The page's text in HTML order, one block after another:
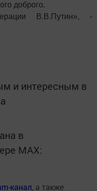
доброго.
В.В.Путин», -
и интересным в
в
MАХ:
канал, а также